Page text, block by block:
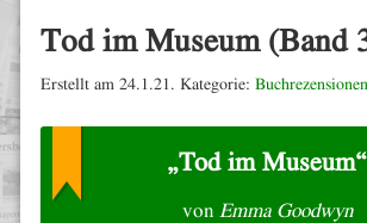
Tod im Museum (Band
Erstellt am 24.1.21. Kategorie: Buchrezensionen
„Tod im Museum“
von Emma Goodwyn